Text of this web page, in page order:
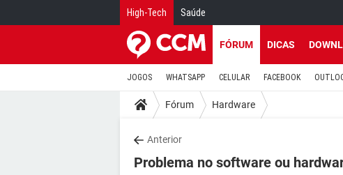
High-Tech Saúde
FÓRUM DICAS
JOGOS WHATSAPP CELULAR FACEBOOK
Fórum Hardware
Anterior
Problema no software ou